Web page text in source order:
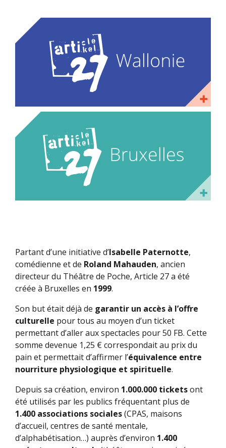
Partant d’une initiative d’Isabelle Paternotte,
comédienne et de Roland Mahauden, ancien
directeur du Théâtre de Poche, Article 27 a été
créée à Bruxelles en 1999.
Son but était déjà de garantir un accès à l’offre
culturelle pour tous au moyen d’un ticket
permettant d’aller aux spectacles pour 50 FB. Cette
somme devenue 1,25 € correspondait au prix du
pain et permettait d’affirmer l’équivalence entre
nourriture physiologique et spirituelle.
Depuis sa création, environ 1.000.000 ticketsont
été utilisés par les publics fréquentant plus de
1.400 associations sociales(CPAS, maisons
d’accueil, centres de santé mentale,
d’alphabétisation…) auprès d’environ 1.400